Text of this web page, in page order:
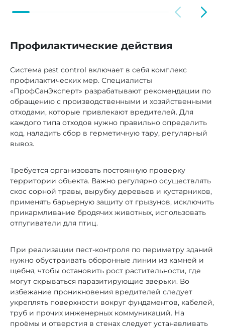
Профилактические действия
Система pest control включает в себя комплекс
профилактических мер. Специалисты
«ПрофСанЭксперт» разрабатывают рекомендации по
обращению с производственными и хозяйственными
отходами, которые привлекают вредителей. Для
каждого типа отходов нужно правильно определить
код, наладить сбор в герметичную тару, регулярный
вывоз.
Требуется организовать постоянную проверку
территории объекта. Важно регулярно осуществлять
скос сорной травы, вырубку деревьев и кустарников,
применять барьерную защиту от грызунов, исключить
прикармливание бродячих животных, использовать
отпугиватели для птиц.
При реализации пест-контроля по периметру зданий
нужно обустраивать оборонные линии из камней и
щебня, чтобы остановить рост растительности, где
могут скрываться паразитирующие зверьки. Во
избежание проникновения вредителей следует
укреплять поверхности вокруг фундаментов, кабелей,
труб и прочих инженерных коммуникаций. На
проёмы и отверстия в стенах следует устанавливать